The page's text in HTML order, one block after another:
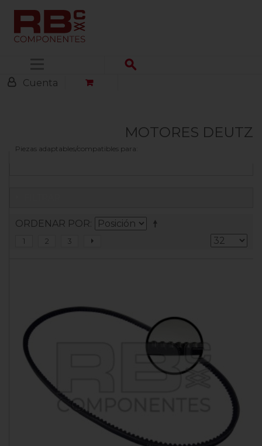
Cuenta
MOTORES DEUTZ
Piezas adaptables/compatibles para:
ORDENAR POR
1 2 3